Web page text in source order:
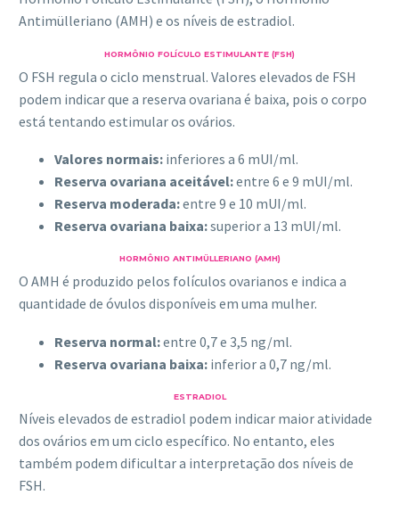
Antimülleriano (AMH) e os níveis de estradiol.
HORMÔNIO FOLÍCULO ESTIMULANTE (FSH)
O FSH regula o ciclo menstrual. Valores elevados de FSH
podem indicar que a reserva ovariana é baixa, pois o corpo
está tentando estimular os ovários.
Valores normais: inferiores a 6 mUI/ml.
Reserva ovariana aceitável:entre 6 e 9 mUI/ml.
Reserva moderada:entre 9 e 10 mUI/ml.
Reserva ovariana baixa:superior a 13 mUI/ml.
HORMÔNIO ANTIMÜLLERIANO (AMH)
O AMH é produzido pelos folículos ovarianos e indica a
quantidade de óvulos disponíveis em uma mulher.
Reserva normal:entre 0,7 e 3,5 ng/ml.
Reserva ovariana baixa: inferior a 0,7 ng/ml.
ESTRADIOL
Níveis elevados de estradiol podem indicar maior atividade
dos ovários em um ciclo específico. No entanto, eles
também podem dificultar a interpretação dos níveis de
FSH.